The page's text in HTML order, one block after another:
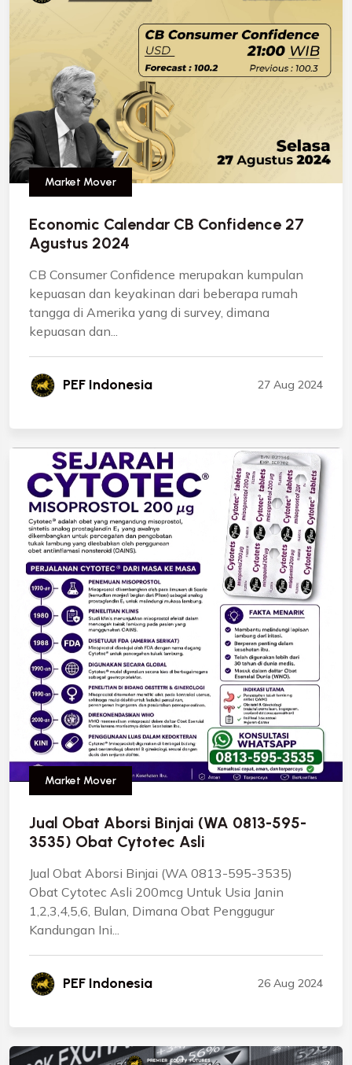
Market Mover
Economic Calendar CB Confidence 27
Agustus 2024
CB Consumer Confidence merupakan kumpulan
kepuasan dan keyakinan dari beberapa rumah
tangga di Amerika yang di survey, dimana
kepuasan dan...
PEF Indonesia 27 Aug 2024
Market Mover
Jual Obat Aborsi Binjai (WA 0813-595-
3535) Obat Cytotec Asli
Jual Obat Aborsi Binjai (WA 0813-595-3535)
Obat Cytotec Asli 200mcg Untuk Usia Janin
1,2,3,4,5,6, Bulan, Dimana Obat Penggugur
Kandungan Ini...
PEF Indonesia 26 Aug 2024